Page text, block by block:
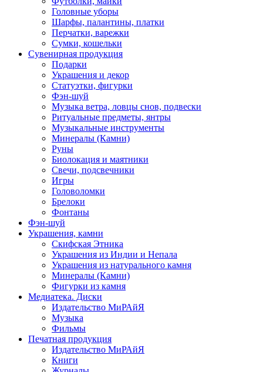
Головные уборы
Шарфы, палантины, платки
Перчатки, варежки
Сумки, кошельки
Сувенирная продукция
Подарки
Украшения и декор
Статуэтки, фигурки
Фэн-шуй
Музыка ветра, ловцы снов, подвески
Ритуальные предметы, янтры
Музыкальные инструменты
Минералы (Камни)
Руны
Биолокация и маятники
Свечи, подсвечники
Игры
Головоломки
Брелоки
Фонтаны
Фэн-шуй
Украшения, камни
Скифская Этника
Украшения из Индии и Непала
Украшения из натурального камня
Минералы (Камни)
Фигурки из камня
Медиатека. Диски
Издательство МиРАйЯ
Музыка
Фильмы
Печатная продукция
Издательство МиРАйЯ
Книги